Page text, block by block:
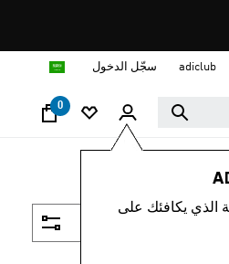
adiclub سجّل الدخول
0
الذي يكافئك على